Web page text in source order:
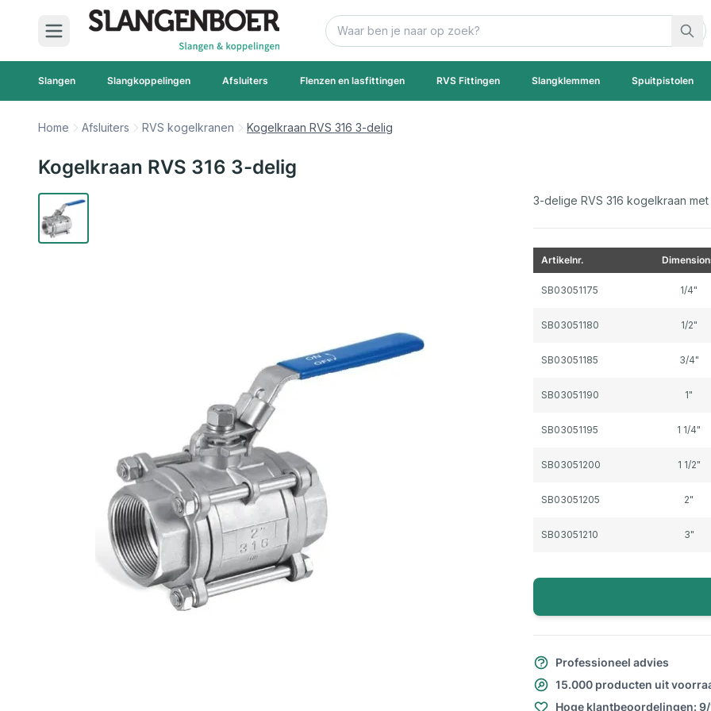
Ga naar de inhoud
Zoek
Slangen Slangkoppelingen Afsluiters Flenzen en lasfittingen RVS Fittingen Slangklemmen Spuitpistolen
Home Afsluiters RVS kogelkranen Kogelkraan RVS 316 3-delig
Kogelkraan RVS 316 3-delig
3-delige RVS 316 kogelkraan
Artikelnr.
SB03051175 1/4"
SB03051180 1/2"
SB03051185 3/4"
SB03051190 1"
SB03051195 1 1/4"
SB03051200 1 1/2"
SB03051205 2"
SB03051210 3"
Professioneel advies
15.000 producten uit
Hoge klantbeoordelingen: